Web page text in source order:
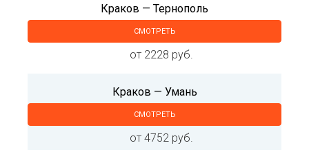
Краков — Тернополь
СМОТРЕТЬ
от 2228 руб.
Краков — Умань
СМОТРЕТЬ
от 4752 руб.